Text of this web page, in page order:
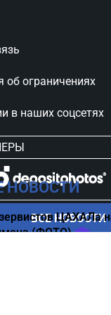
НОВОСТИ
ЦАХАЛа
(ФОТО)
ВСЕ НОВОСТИ
ограничениях
в наших соцсетях
© Все права